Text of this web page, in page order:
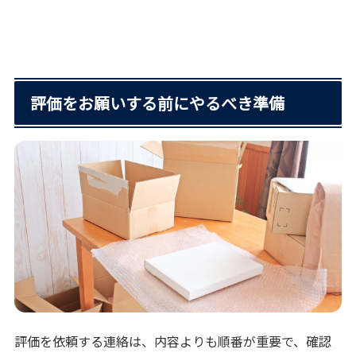
評価をお願いする前にやるべき準備
評価を依頼する連絡は、内容よりも順番が重要で、確認